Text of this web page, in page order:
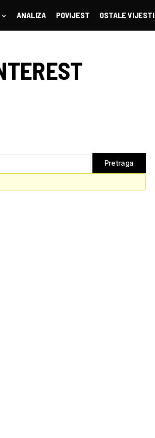
ANALIZA POVIJEST OSTALE VIJESTI